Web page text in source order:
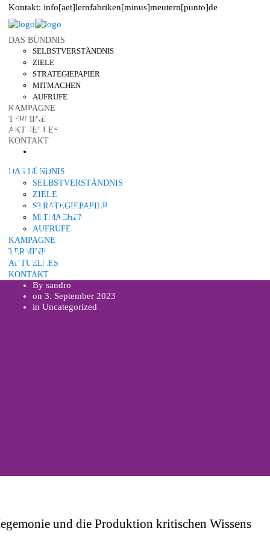
Kontakt: info[aet]lernfabriken[minus]meutern[punto]de
DAS BÜNDNIS
SELBSTVERSTÄNDNIS
ZIELE
STRATEGIEPAPIER
MITMACHEN
AUFRUFE
KAMPAGNE
TERMINE
AKTUELLES
KONTAKT
DAS BÜNDNIS
SELBSTVERSTÄNDNIS
ZIELE
STRATEGIEPAPIER
MITMACHEN
AUFRUFE
KAMPAGNE
TERMINE
AKTUELLES
KONTAKT
Hegemonie und
die Produktion
kritischen
Wissens
By sandro
on 3. September 2023
in Uncategorized
und die Produktion kritischen Wissens